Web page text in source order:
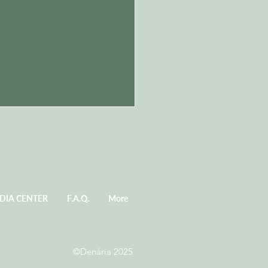
CENTER F.A.Q. More
©Denária 2025